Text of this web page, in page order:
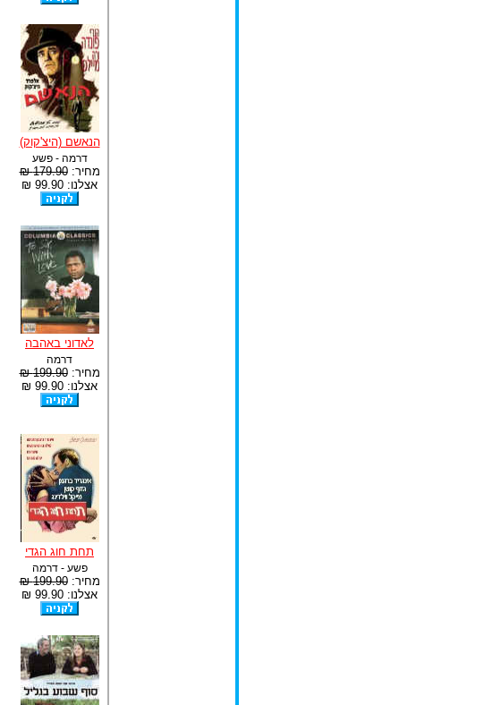
הנאשם (היצ'קוק)
דרמה - פשע
מחיר:179.90 ₪
אצלנו: 99.90 ₪
לאדוני באהבה
דרמה
מחיר:199.90 ₪
אצלנו: 99.90 ₪
תחת חוג הגדי
פשע - דרמה
מחיר:199.90 ₪
אצלנו: 99.90 ₪